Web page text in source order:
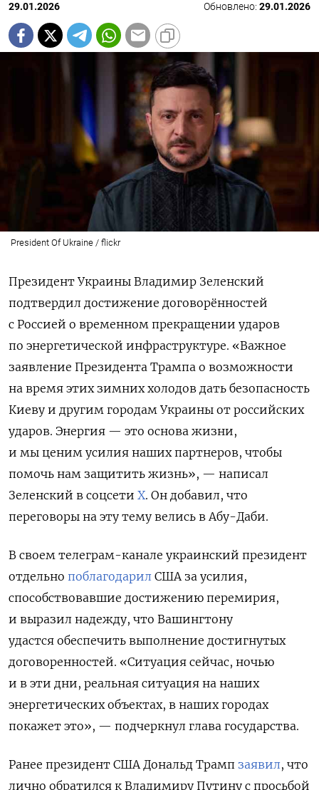
29.01.2026 Обновлено: 29.01.2026
President Of Ukraine / flickr
Президент Украины Владимир Зеленский
подтвердил достижение договорённостей
с Россией о временном прекращении ударов
по энергетической инфраструктуре. «Важное
заявление Президента Трампа о возможности
на время этих зимних холодов дать безопасность
Киеву и другим городам Украины от российских
ударов. Энергия — это основа жизни,
и мы ценим усилия наших партнеров, чтобы
помочь нам защитить жизнь», — написал
Зеленский в соцсети X. Он добавил, что
переговоры на эту тему велись в Абу-Даби.
В своем телеграм-канале украинский президент
отдельно поблагодарил США за усилия,
способствовавшие достижению перемирия,
и выразил надежду, что Вашингтону
удастся обеспечить выполнение достигнутых
договоренностей. «Ситуация сейчас, ночью
и в эти дни, реальная ситуация на наших
энергетических объектах, в наших городах
покажет это», — подчеркнул глава государства.
Ранее президент США Дональд Трамп заявил, что
лично обратился к Владимиру Путину с просьбой